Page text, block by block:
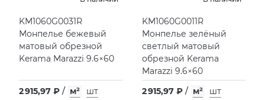
KM1060G0031R
Монпелье бежевый
матовый обрезной
Kerama Marazzi 9.6×60
2 915,97 ₽ / м²
шт
KM1060G0011R
Монпелье зелёный
светлый матовый
обрезной Kerama
Marazzi 9.6×60
2 915,97 ₽ / м²
шт